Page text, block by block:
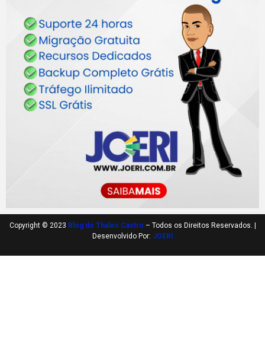
Copyright © 2023 Blog do Thales Castro – Todos os Direitos Reservados. |
Desenvolvido Por: JOERI